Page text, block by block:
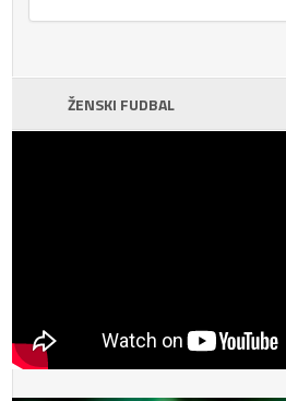
ŽENSKI FUDBAL